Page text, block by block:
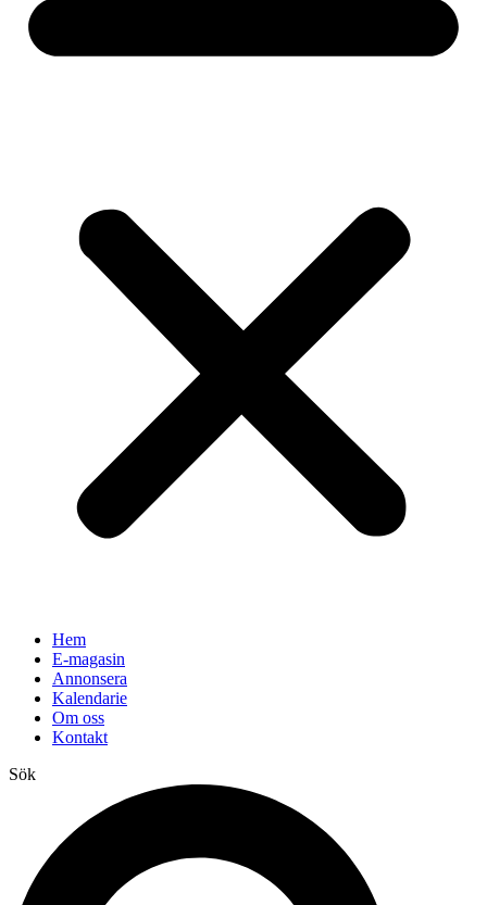
Hem
E-magasin
Annonsera
Kalendarie
Om oss
Kontakt
Sök